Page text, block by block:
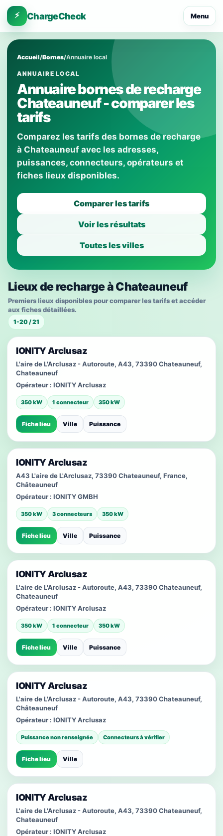
⚡ ChargeCheck Menu
Accueil/Bornes/Annuaire local
ANNUAIRE LOCAL
Annuaire bornes de recharge
Chateauneuf - comparer les
tarifs
Comparez les tarifs des bornes de recharge
à Chateauneuf avec les adresses,
puissances, connecteurs, opérateurs et
fiches lieux disponibles.
Comparer les tarifs
Voir les résultats
Toutes les villes
Lieux de recharge à Chateauneuf
Premiers lieux disponibles pour comparer les tarifs et accéder
aux fiches détaillées.
1-20 / 21
IONITY Arclusaz
L'aire de L'Arclusaz - Autoroute, A43, 73390 Chateauneuf,
Chateauneuf
Opérateur : IONITY Arclusaz
350 kW 1 connecteur 350 kW
Fiche lieu Ville Puissance
IONITY Arclusaz
A43 L'aire de L'Arclusaz, 73390 Chateauneuf, France,
Châteauneuf
Opérateur : IONITY GMBH
350 kW 3 connecteurs 350 kW
Fiche lieu Ville Puissance
IONITY Arclusaz
L'aire de L'Arclusaz - Autoroute, A43, 73390 Chateauneuf,
Chateauneuf
Opérateur : IONITY Arclusaz
350 kW 1 connecteur 350 kW
Fiche lieu Ville Puissance
IONITY Arclusaz
L'aire de L'Arclusaz - Autoroute, A43, 73390 Chateauneuf,
Châteauneuf
Opérateur : IONITY Arclusaz
Puissance non renseignée Connecteurs à vérifier
Fiche lieu Ville
IONITY Arclusaz
L'aire de L'Arclusaz - Autoroute, A43, 73390 Chateauneuf,
Chateauneuf
Opérateur : IONITY Arclusaz